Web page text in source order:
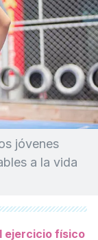
jóvenes
a la vida
ejercicio físico